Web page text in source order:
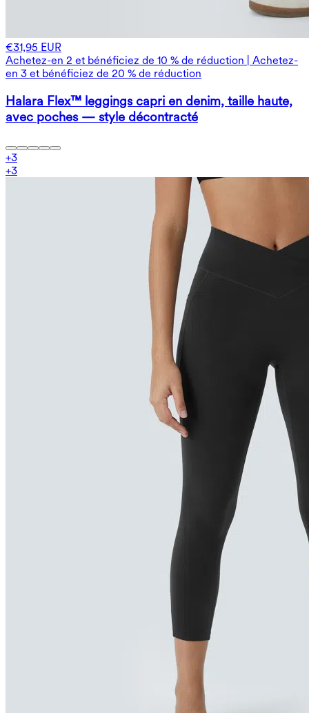
€31,95 EUR
Achetez-en 2 et bénéficiez de 10 % de réduction | Achetez-
en 3 et bénéficiez de 20 % de réduction
Halara Flex™ leggings capri en denim, taille haute,
avec poches — style décontracté
+3
+3